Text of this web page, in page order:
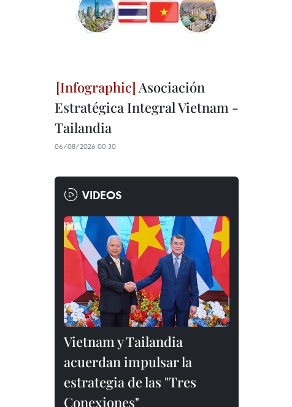
Asociación
Estratégica Integral Vietnam -
Tailandia
06/08/2026 00:30
VIDEOS
Vietnam y Tailandia
acuerdan impulsar la
estrategia de las "Tres
Conexiones"